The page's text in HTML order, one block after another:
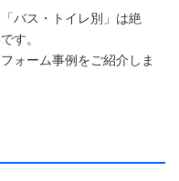
バス・トイレ別」は絶
す。
ォーム事例をご紹介しま